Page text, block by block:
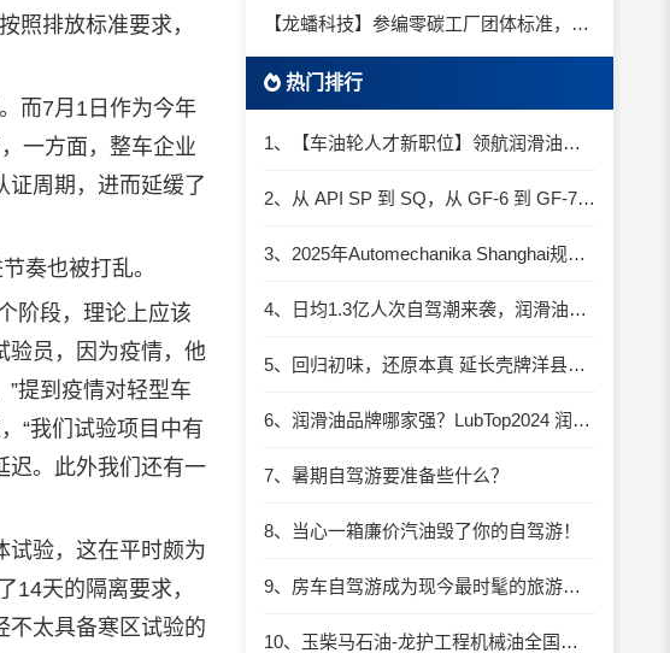
照排放标准要求，
而7月1日作为今年
一方面，整车企业
证周期，进而延缓了
奏也被打乱。
阶段，理论上应该
验员，因为疫情，他
提到疫情对轻型车
“我们试验项目中有
迟。此外我们还有一
验，这在平时颇为
14天的隔离要求，
不太具备寒区试验的
【龙蟠科技】参编零碳工厂团体标准，龙蟠科技以绿色智造锚定零碳未来
热门排行
1、【车油轮人才新职位】领航润滑油优质职位招聘
2、从 API SP 到 SQ，从 GF-6 到 GF-7：润滑油技术壁垒再升高，你准备好了吗？
3、2025年Automechanika Shanghai规模再度扩大：首次启用国家会展中心（上海）全部15个展馆
4、日均1.3亿人次自驾潮来袭，润滑油行业解锁增长新密码​
5、回归初味，还原本真 延长壳牌洋县踏春自驾游
6、润滑油品牌哪家强？LubTop2024 润滑油总评榜荣耀张榜
7、暑期自驾游要准备些什么？
8、当心一箱廉价汽油毁了你的自驾游！
9、房车自驾游成为现今最时髦的旅游方式
10、玉柴马石油-龙护工程机械油全国招商丨卓越的品质，专业的品牌！